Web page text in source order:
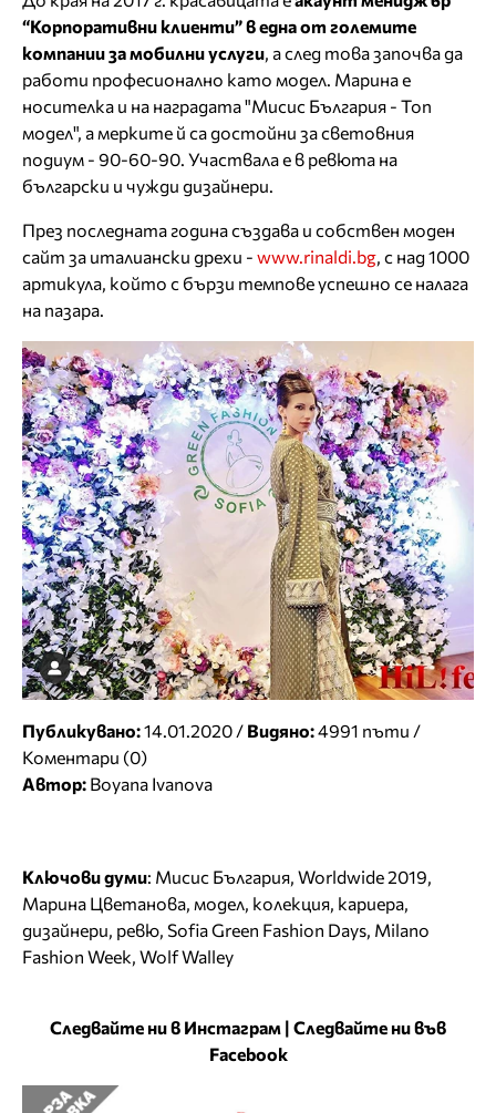
“Корпоративни клиенти” в една от големите
компании за мобилни услуги, а след това започва да
работи професионално като модел. Марина е
носителка и на наградата "Мисис България - Топ
модел", а мерките й са достойни за световния
подиум - 90-60-90. Участвала е в ревюта на
български и чужди дизайнери.
През последната година създава и собствен моден
сайт за италиански дрехи - www.rinaldi.bg, с над 1000
артикула, който с бързи темпове успешно се налага
на пазара.
Публикувано:14.01.2020 / Видяно:4991 пъти /
Коментари (0)
Автор: Boyana Ivanova
Ключови думи: Мисис България, Worldwide 2019,
Марина Цветанова, модел, колекция, кариера,
дизайнери, ревю, Sofia Green Fashion Days, Milano
Fashion Week, Wolf Walley
Следвайте ни в Инстаграм | Следвайте ни във
Facebook